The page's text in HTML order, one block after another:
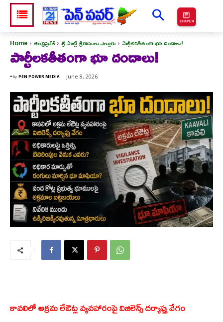
EPAPER
Home ఆంధ్రప్రదేశ్ శ్రీ పొట్టి శ్రీరాములు నెల్లూరు పార్టీలకతీతంగా భూ దందాలు!
పార్టీలకతీతంగా భూ దందాలు!
By PEN POWER MEDIA June 8, 2026
కావలిలో అక్రమ లేఔట్ల వ్యవహారంపై విజిలెన్స్ దర్యాప్తు వేగం